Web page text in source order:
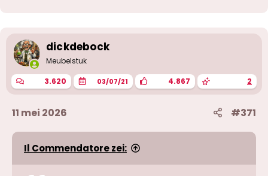
n
g
n
:
dickdebock
Meubelstuk
3.620 03/07/21 4.867 2
11 mei 2026 #371
Il Commendatore zei: